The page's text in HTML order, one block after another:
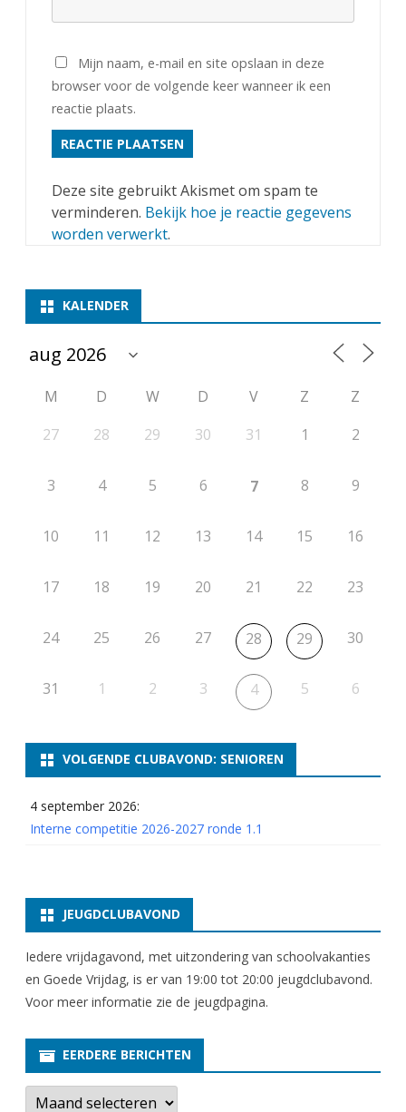
Mijn naam, e-mail en site opslaan in deze
browser voor de volgende keer wanneer ik een
reactie plaats.
Deze site gebruikt Akismet om spam te
verminderen. Bekijk hoe je reactie gegevens
worden verwerkt.
KALENDER
M D W D V Z
Z
27
28 29 30 31 1 2
3 4 5 6 7 8 9
10 11 12 13 14 15 16
17 18 19 20 21 22 23
24 25 26 27 28 29 30
31 1 2 3 4 5 6
VOLGENDE CLUBAVOND: SENIOREN
4 september 2026:
Interne competitie 2026-2027 ronde 1.1
JEUGDCLUBAVOND
Iedere vrijdagavond, met uitzondering van schoolvakanties
en Goede Vrijdag, is er van 19:00 tot 20:00 jeugdclubavond.
Voor meer informatie zie de jeugdpagina.
EERDERE BERICHTEN
E